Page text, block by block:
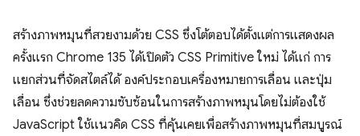
สร้างภาพหมุนที่สวยงามด้วย CSS ซึ่งโต้ตอบได้ตั้งแต่การแสดงผล
ครั้งแรก Chrome 135 ได้เปิดตัว CSS Primitive ใหม่ ได้แก่ การ
แยกส่วนที่จัดสไตล์ได้ องค์ประกอบเครื่องหมายการเลื่อน และปุ่ม
เลื่อน ซึ่งช่วยลดความซับซ้อนในการสร้างภาพหมุนโดยไม่ต้องใช้
JavaScript ใช้แนวคิด CSS ที่คุ้นเคยเพื่อสร้างภาพหมุนที่สมบูรณ์